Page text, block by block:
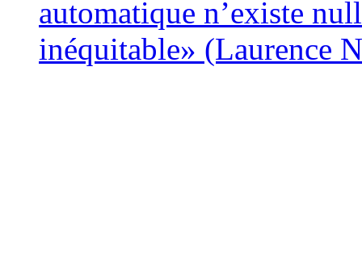
automatique n’existe
inéquitable» (Laurence